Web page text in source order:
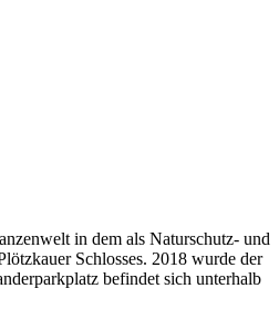
in dem als Naturschutz- und
Schlosses. 2018 wurde der
befindet sich unterhalb